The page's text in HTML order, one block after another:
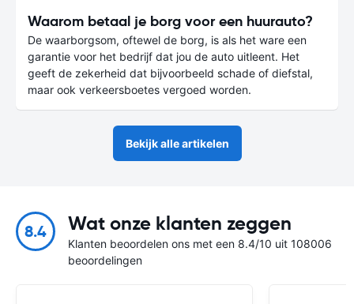
Waarom betaal je borg voor een huurauto?
De waarborgsom, oftewel de borg, is als het ware een
garantie voor het bedrijf dat jou de auto uitleent. Het
geeft de zekerheid dat bijvoorbeeld schade of diefstal,
maar ook verkeersboetes vergoed worden.
Bekijk alle artikelen
8.4 Wat onze klanten zeggen
Klanten beoordelen ons met een 8.4/10 uit 108006
beoordelingen